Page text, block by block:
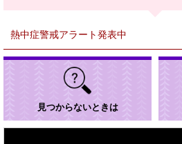
熱中症警戒アラート発表中
見つからないときは